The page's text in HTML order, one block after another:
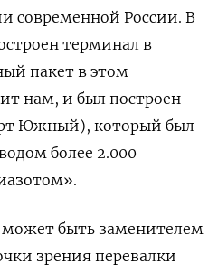
современной России. В
терминал в
пакет в этом
нам, и был построен
Южный), который был
более 2.000
может быть заменителем
зрения перевалки